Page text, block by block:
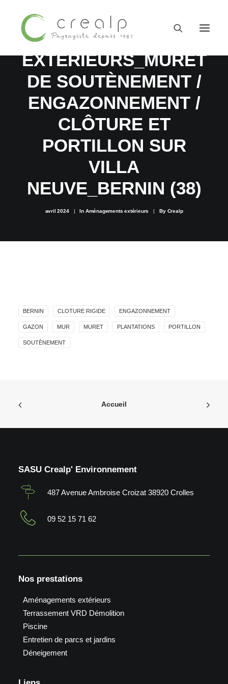
09 52 15 71 62
AMÉNAGEMENTS
EXTÉRIEURS_MURET
DE SOUTÈNEMENT /
ENGAZONNEMENT /
CLÔTURE ET
PORTILLON SUR
VILLA
NEUVE_BERNIN (38)
avril 2024 | In Aménagements extérieurs | By Crealp
BERNIN CLOTURE RIGIDE ENGAZONNEMENT
GAZON MUR MURET PLANTATIONS PORTILLON
SOUTÈNEMENT
Accueil
SASU Crealp' Environnement
487 Avenue Ambroise Croizat 38920 Crolles
09 52 15 71 62
Nos prestations
Aménagements extérieurs
Terrassement VRD Démolition
Piscine
Entretien de parcs et jardins
Déneigement